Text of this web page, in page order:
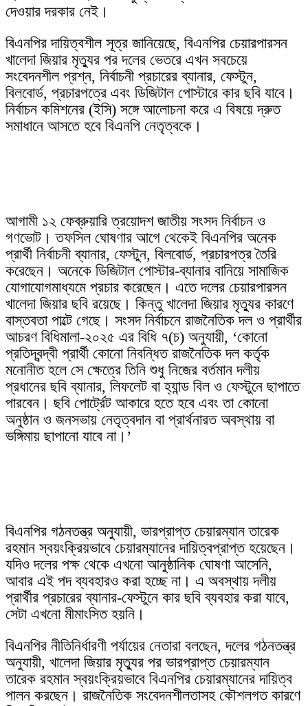
দেওয়ার দরকার নেই।
বিএনপির দায়িত্বশীল সূত্র জানিয়েছে, বিএনপির চেয়ারপারসন
খালেদা জিয়ার মৃত্যুর পর দলের ভেতরে এখন সবচেয়ে
সংবেদনশীল প্রশ্ন, নির্বাচনী প্রচারের ব্যানার, ফেস্টুন,
বিলবোর্ড, প্রচারপত্রে এবং ডিজিটাল পোস্টারে কার ছবি যাবে।
নির্বাচন কমিশনের (ইসি) সঙ্গে আলোচনা করে এ বিষয়ে দ্রুত
সমাধানে আসতে হবে বিএনপি নেতৃত্বকে।
আগামী ১২ ফেব্রুয়ারি ত্রয়োদশ জাতীয় সংসদ নির্বাচন ও
গণভোট। তফসিল ঘোষণার আগে থেকেই বিএনপির অনেক
প্রার্থী নির্বাচনী ব্যানার, ফেস্টুন, বিলবোর্ড, প্রচারপত্র তৈরি
করেছেন। অনেকে ডিজিটাল পোস্টার-ব্যানার বানিয়ে সামাজিক
যোগাযোগমাধ্যমে প্রচার করেছেন। এতে দলের চেয়ারপারসন
খালেদা জিয়ার ছবি রয়েছে। কিন্তু খালেদা জিয়ার মৃত্যুর কারণে
বাস্তবতা পাল্টে গেছে। সংসদ নির্বাচনে রাজনৈতিক দল ও প্রার্থীর
আচরণ বিধিমালা-২০২৫ এর বিধি ৭(চ) অনুযায়ী, ‘কোনো
প্রতিদ্বন্দ্বী প্রার্থী কোনো নিবন্ধিত রাজনৈতিক দল কর্তৃক
মনোনীত হলে সে ক্ষেত্রে তিনি শুধু নিজের বর্তমান দলীয়
প্রধানের ছবি ব্যানার, লিফলেট বা হ্যান্ড বিল ও ফেস্টুনে ছাপাতে
পারবেন। ছবি পোর্ট্রেট আকারে হতে হবে এবং তা কোনো
অনুষ্ঠান ও জনসভায় নেতৃত্বদান বা প্রার্থনারত অবস্থায় বা
ভঙ্গিমায় ছাপানো যাবে না।’
বিএনপির গঠনতন্ত্র অনুযায়ী, ভারপ্রাপ্ত চেয়ারম্যান তারেক
রহমান স্বয়ংক্রিয়ভাবে চেয়ারম্যানের দায়িত্বপ্রাপ্ত হয়েছেন।
যদিও দলের পক্ষ থেকে এখনো আনুষ্ঠানিক ঘোষণা আসেনি,
আবার এই পদ ব্যবহারও করা হচ্ছে না। এ অবস্থায় দলীয়
প্রার্থীর প্রচারের ব্যানার-ফেস্টুনে কার ছবি ব্যবহার করা যাবে,
সেটা এখনো মীমাংসিত হয়নি।
বিএনপির নীতিনির্ধারণী পর্যায়ের নেতারা বলছেন, দলের গঠনতন্ত্র
অনুযায়ী, খালেদা জিয়ার মৃত্যুর পর ভারপ্রাপ্ত চেয়ারম্যান
তারেক রহমান স্বয়ংক্রিয়ভাবে বিএনপির চেয়ারম্যানের দায়িত্ব
পালন করছেন। রাজনৈতিক সংবেদনশীলতাসহ কৌশলগত কারণে